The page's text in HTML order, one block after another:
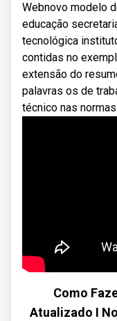
Webnovo modelo
educação
tecnológica
contidas no
extensão do
palavras os de
técnico nas
Como
Atualizado I